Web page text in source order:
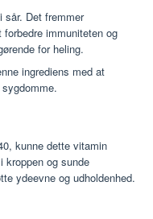
sår. Det fremmer
immuniteten og
for heling.
ingrediens med at
kunne dette vitamin
kroppen og sunde
ydeevne og udholdenhed.